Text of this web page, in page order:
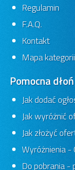
Regulamin
F.A.Q.
Kontakt
Mapa kategorii
Pomocna dłoń
Jak dodać
Jak wyróżnić
Jak złożyć
Wyróżnienia -
Do pobrania -